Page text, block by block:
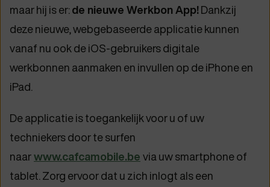
maar hij is er:de nieuwe Werkbon App! Dankzij
deze nieuwe, webgebaseerde applicatie kunnen
vanaf nu ook de iOS-gebruikers digitale
werkbonnen aanmaken en invullen op de iPhone en
iPad.
De applicatie is toegankelijk voor u of uw
techniekers door te surfen
naarwww.cafcamobile.be via uw smartphone of
tablet. Zorg ervoor dat u zich inlogt als een